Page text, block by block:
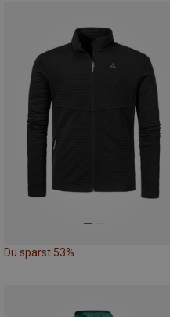
Du sparst 53%